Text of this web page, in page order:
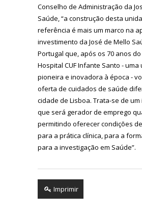
Conselho de Administração da
Saúde, “a construção desta
referência é mais um marco na
investimento da José de Mello
Portugal que, após os 70 anos
Hospital CUF Infante Santo - uma
pioneira e inovadora à época -
oferta de cuidados de saúde
cidade de Lisboa. Trata-se de
que será gerador de emprego
permitindo oferecer condições
para a prática clínica, para a
para a investigação em Saúde”.
Imprimir